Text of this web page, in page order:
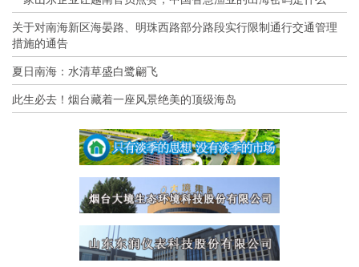
关于对南海新区海晏路、明珠西路部分路段实行限制通行交通管理
措施的通告
夏日南海：水清草盛白鹭翩飞
此生必去！烟台藏着一座风景绝美的顶级海岛